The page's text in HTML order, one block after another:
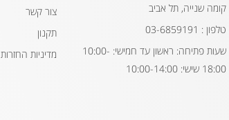
קומה שנייה, תל אביב
טלפון : 03-6859191
שעות פתיחה: ראשון עד חמישי: 10:00-
18:00 שישי: 10:00-14:00
צור קשר
תקנון
מדיניות החזרות